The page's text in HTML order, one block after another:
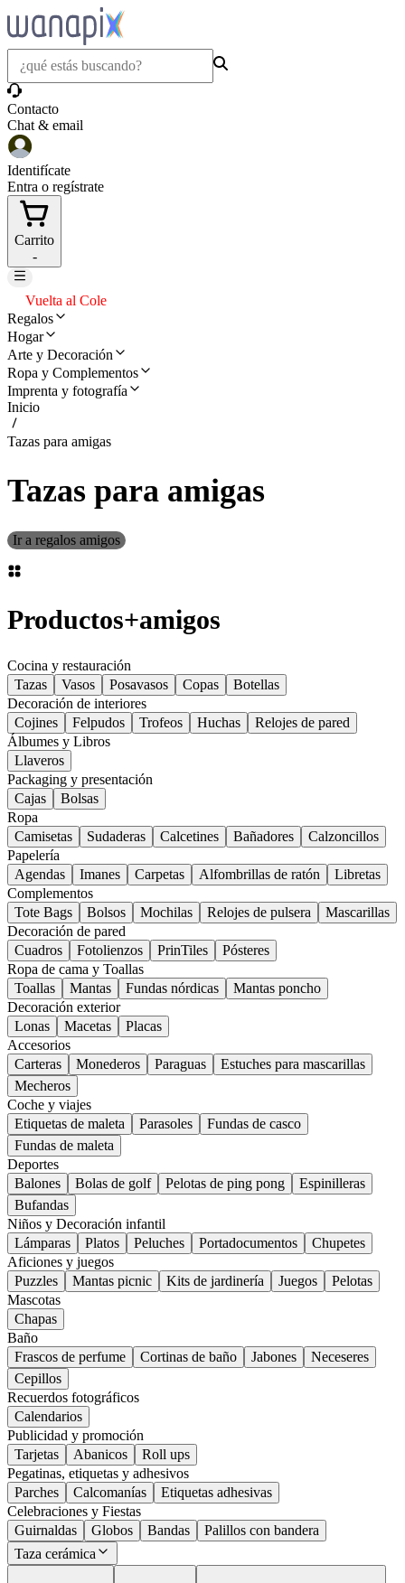
Contacto
Chat & email
Identifícate
Entra o regístrate
Carrito
-
Vuelta al Cole
Regalos
Hogar
Arte y Decoración
Ropa y Complementos
Imprenta y fotografía
Inicio
Tazas para amigas
Tazas para amigas
Ir a regalos amigos
Productos+amigos
Cocina y restauración
Tazas
Vasos Posavasos Copas
Botellas
Decoración de interiores
Cojines
Felpudos Trofeos Huchas
Relojes de pared
Álbumes y Libros
Llaveros
Packaging y presentación
Cajas
Bolsas
Ropa
Camisetas
Sudaderas Calcetines Bañadores
Calzoncillos
Papelería
Agendas
Imanes Carpetas Alfombrillas de ratón
Libretas
Complementos
Tote Bags
Bolsos Mochilas Relojes de pulsera
Mascarillas
Decoración de pared
Cuadros
Fotolienzos PrinTiles
Pósteres
Ropa de cama y Toallas
Toallas
Mantas Fundas nórdicas
Mantas poncho
Decoración exterior
Lonas
Macetas
Placas
Accesorios
Carteras
Monederos Paraguas
Estuches para mascarillas
Mecheros
Coche y viajes
Etiquetas de maleta
Parasoles
Fundas de casco
Fundas de maleta
Deportes
Balones
Bolas de golf Pelotas de ping pong
Espinilleras
Bufandas
Niños y Decoración infantil
Lámparas
Platos Peluches Portadocumentos
Chupetes
Aficiones y juegos
Puzzles
Mantas picnic Kits de jardinería Juegos
Pelotas
Mascotas
Chapas
Baño
Frascos de perfume
Cortinas de baño Jabones
Neceseres
Cepillos
Recuerdos fotográficos
Calendarios
Publicidad y promoción
Tarjetas
Abanicos
Roll ups
Pegatinas, etiquetas y adhesivos
Parches
Calcomanías
Etiquetas adhesivas
Celebraciones y Fiestas
Guirnaldas
Globos Bandas
Palillos con bandera
Taza cerámica